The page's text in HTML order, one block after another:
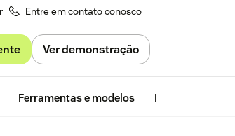
Entre em contato conosco
Ver demonstração
Ferramentas e modelos Insights da